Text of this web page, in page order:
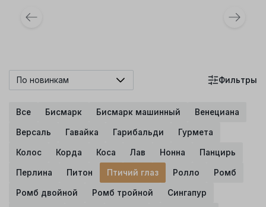
Все Бисмарк Бисмарк машинный Венециана
Версаль Гавайка Гарибальди Гурмета
Колос Корда Коса Лав Нонна Панцирь
Перлина Питон Птичий глаз Ролло Ромб
Ромб двойной Ромб тройной Сингапур
По новинкам Фильтры